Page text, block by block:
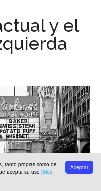
Aceptar
tanto propias como de
acepta su uso [Más
y el